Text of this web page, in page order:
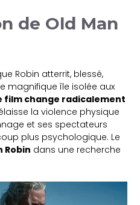
de Old Man
Robin atterrit, blessé,
magnifique île isolée aux
film change radicalement
la violence physique
et ses spectateurs
plus psychologique. Le
Robin dans une recherche